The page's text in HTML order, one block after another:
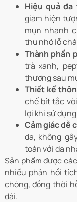
Hiệu quả đa
giảm hiện
mụn nhanh
thu nhỏ lỗ
Thành phần
trà xanh,
thương sau
Thiết kế
chế bít tắc
lợi khi sử dụng.
Cảm giác dễ
da, không
toàn với da
Sản phẩm được
nhiều phản hồi
chóng, đồng thời
dài.